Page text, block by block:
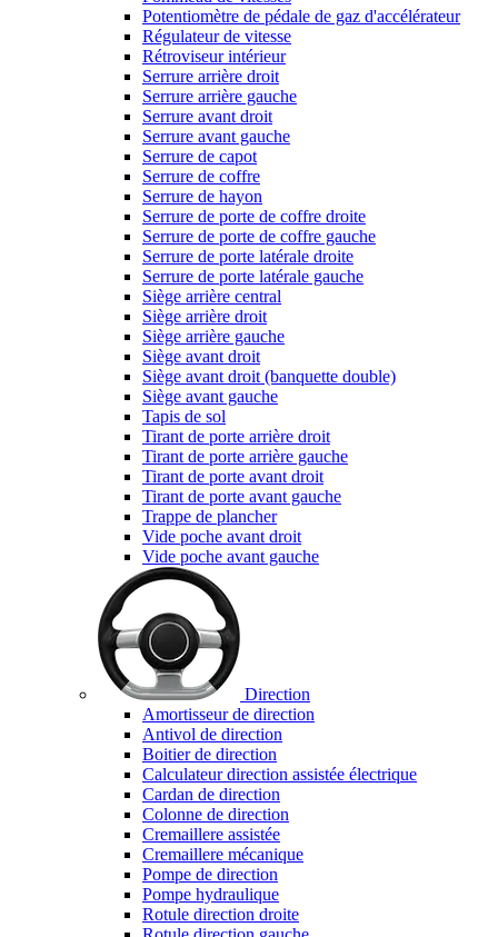
Potentiomètre de pédale de gaz d'accélérateur
Régulateur de vitesse
Rétroviseur intérieur
Serrure arrière droit
Serrure arrière gauche
Serrure avant droit
Serrure avant gauche
Serrure de capot
Serrure de coffre
Serrure de hayon
Serrure de porte de coffre droite
Serrure de porte de coffre gauche
Serrure de porte latérale droite
Serrure de porte latérale gauche
Siège arrière central
Siège arrière droit
Siège arrière gauche
Siège avant droit
Siège avant droit (banquette double)
Siège avant gauche
Tapis de sol
Tirant de porte arrière droit
Tirant de porte arrière gauche
Tirant de porte avant droit
Tirant de porte avant gauche
Trappe de plancher
Vide poche avant droit
Vide poche avant gauche
Direction
Amortisseur de direction
Antivol de direction
Boitier de direction
Calculateur direction assistée électrique
Cardan de direction
Colonne de direction
Cremaillere assistée
Cremaillere mécanique
Pompe de direction
Pompe hydraulique
Rotule direction droite